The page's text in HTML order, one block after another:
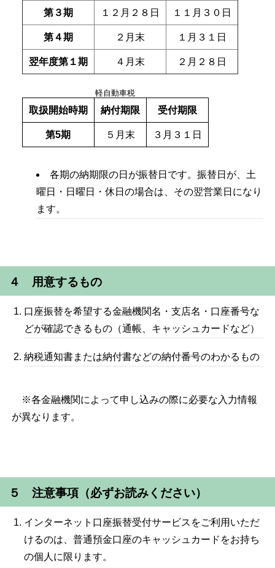
第３期 １２月２８日 １１月３０日
第４期 ２月末 １月３１日
翌年度第１期 ４月末 ２月２８日
軽自動車税
取扱開始時期 納付期限 受付期限
第5期 ５月末 ３月３１日
各期の納期限の日が振替日です。振替日が、土
曜日・日曜日・休日の場合は、その翌営業日になり
ます。
４ 用意するもの
口座振替を希望する金融機関名・支店名・口座番号な
どが確認できるもの（通帳、キャッシュカードなど）
納税通知書または納付書などの納付番号のわかるもの
※各金融機関によって申し込みの際に必要な入力情報
が異なります。
５ 注意事項（必ずお読みください）
インターネット口座振替受付サービスをご利用いただ
けるのは、普通預金口座のキャッシュカードをお持ち
の個人に限ります。